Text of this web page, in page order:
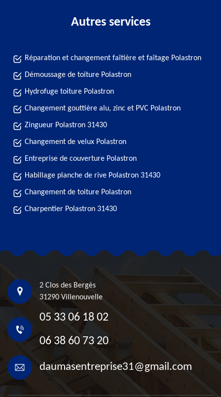
Autres services
Réparation et changement faîtière et faîtage Polastron
Démoussage de toiture Polastron
Hydrofuge toiture Polastron
Changement gouttière alu, zinc et PVC Polastron
Zingueur Polastron 31430
Changement de velux Polastron
Entreprise de couverture Polastron
Habillage planche de rive Polastron 31430
Changement de toiture Polastron
Charpentier Polastron 31430
2 Clos des Bergès
31290 Villenouvelle
05 33 06 18 02
06 38 60 73 20
daumasentreprise31@gmail.com